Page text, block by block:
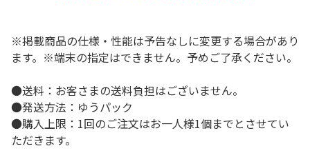
※掲載商品の仕様・性能は予告なしに変更する場合があり
ます。※端末の指定はできません。予めご了承ください。
●送料：お客さまの送料負担はございません。
●発送方法：ゆうパック
●購入上限：1回のご注文はお一人様1個までとさせてい
ただきます。